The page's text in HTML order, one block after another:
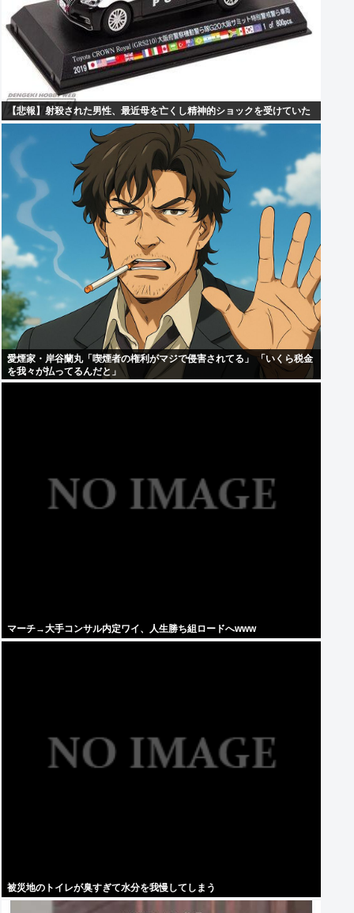
【悲報】射殺された男性、最近母を亡くし精神的ショックを受けていた
愛煙家・岸谷蘭丸「喫煙者の権利がマジで侵害されてる」 「いくら税金
を我々が払ってるんだと」
マーチ→大手コンサル内定ワイ、人生勝ち組ロードへwww
被災地のトイレが臭すぎて水分を我慢してしまう